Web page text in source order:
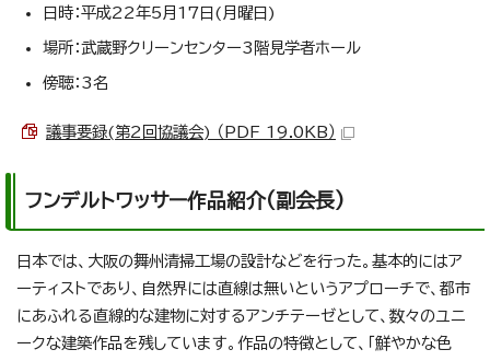
日時：平成22年5月17日(月曜日)
場所：武蔵野クリーンセンター3階見学者ホール
傍聴：3名
議事要録(第2回協議会) （PDF 19.0KB）
フンデルトワッサー作品紹介(副会長)
日本では、大阪の舞州清掃工場の設計などを行った。基本的にはア
ーティストであり、自然界には直線は無いというアプローチで、都市
にあふれる直線的な建物に対するアンチテーゼとして、数々のユニ
ークな建築作品を残しています。作品の特徴として、「鮮やかな色